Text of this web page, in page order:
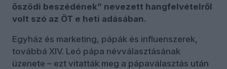
őszödi beszédének” nevezett hangfelvételről
volt szó az ÖT e heti adásában.
Egyház és marketing, pápák és influenszerek,
továbbá XIV. Leó pápa névválasztásának
üzenete – ezt vitatták meg a pápaválasztás után